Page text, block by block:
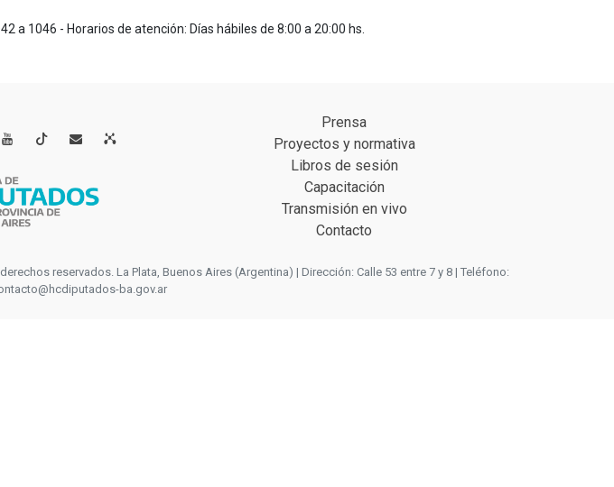
a 1046 - Horarios de atención: Días hábiles de 8:00 a 20:00 hs.
  
Prensa
Proyectos y normativa
Libros de sesión
Capacitación
Transmisión en vivo
Contacto
reservados. La Plata, Buenos Aires (Argentina) | Dirección: Calle 53 entre 7 y 8 | Teléfono:
ba.gov.ar